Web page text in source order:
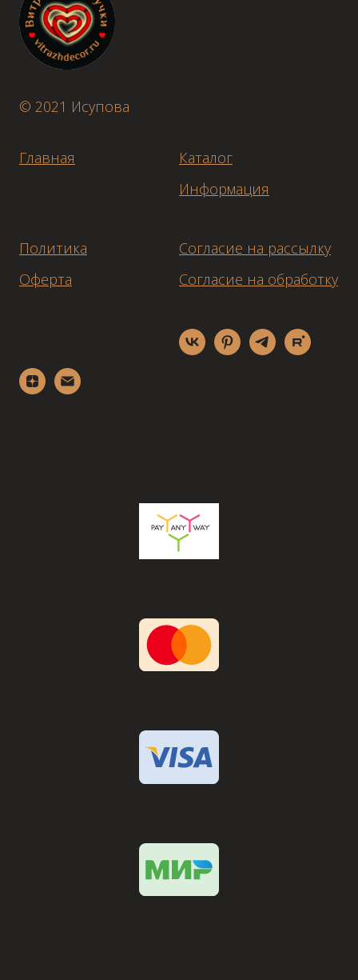
© 2021 Исупова
Главная
Каталог
Информация
Политика
Оферта
Согласие на рассылку
Согласие на обработку